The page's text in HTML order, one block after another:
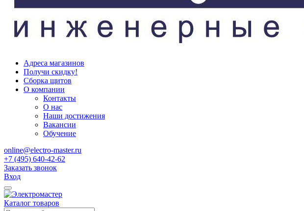
Адреса магазинов
Получи скидку!
Сборка щитов
О компании
Контакты
О нас
Наши достижения
Вакансии
Обучение
online@electro-master.ru
+7 (495) 640-42-62
Заказать звонок
Вход
Каталог товаров